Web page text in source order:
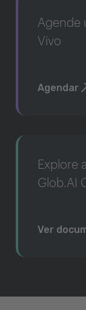
Agende
Vivo
Agendar
Explore
Glob.AI
Ver